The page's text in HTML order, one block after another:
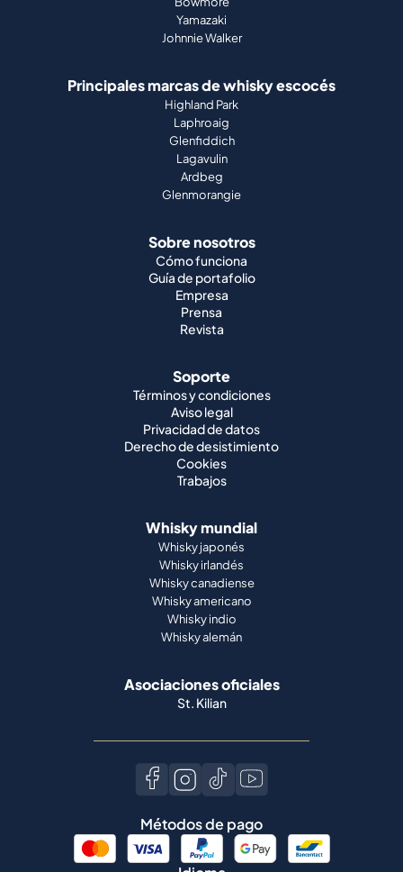
Yamazaki
Johnnie Walker
Principales marcas de whisky escocés
Highland Park
Laphroaig
Glenfiddich
Lagavulin
Ardbeg
Glenmorangie
Sobre nosotros
Cómo funciona
Guía de portafolio
Empresa
Prensa
Revista
Soporte
Términos y condiciones
Aviso legal
Privacidad de datos
Derecho de desistimiento
Cookies
Trabajos
Whisky mundial
Whisky japonés
Whisky irlandés
Whisky canadiense
Whisky americano
Whisky indio
Whisky alemán
Asociaciones oficiales
St. Kilian
Métodos de pago